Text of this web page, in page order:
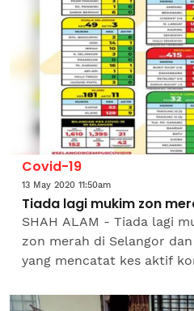
Covid-19
13 May 2020 11:50am
Tiada lagi mukim zon
SHAH ALAM - Tiada lagi
zon merah di Selangor
yang mencatat kes aktif
Covid-19 Selangor...